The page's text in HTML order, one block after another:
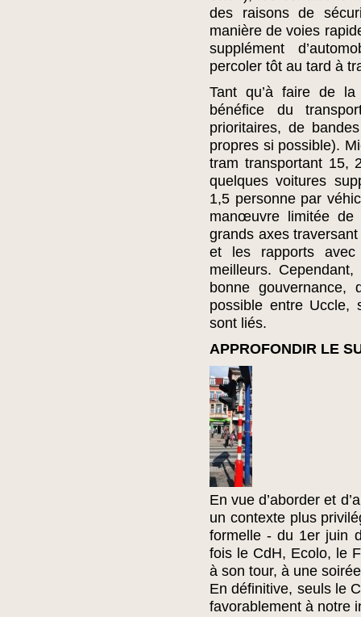
des raisons de
manière de voies
supplément
percoler tôt au tard à
Tant qu’à faire de
bénéfice du
prioritaires, de
propres si possible).
tram transportant 15,
quelques voitures
1,5 personne par
manœuvre limitée de
grands axes
et les rapports
meilleurs.
bonne gouvernance,
possible entre Uccle,
sont liés.
APPROFONDIR LE
En vue d’aborder et
un contexte plus
formelle - du 1er juin
fois le CdH, Ecolo, le
à son tour, à une
En définitive, seuls le
favorablement à notre